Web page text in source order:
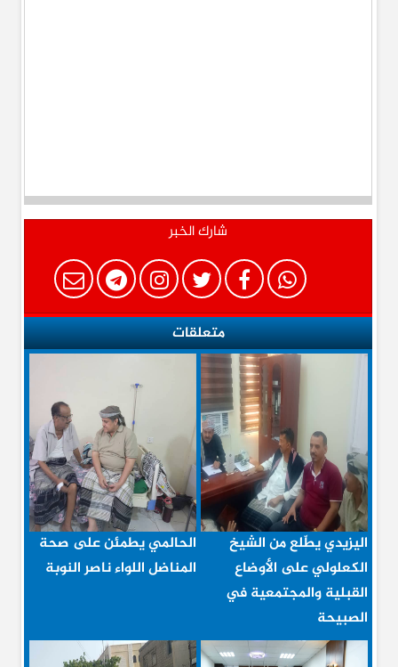
شارك الخبر
متعلقات
اليزيدي يطّلع من الشيخ
الكعلولي على الأوضاع
القبلية والمجتمعية في
الصبيحة
الحالمي يطمئن على صحة
المناضل اللواء ناصر النوبة